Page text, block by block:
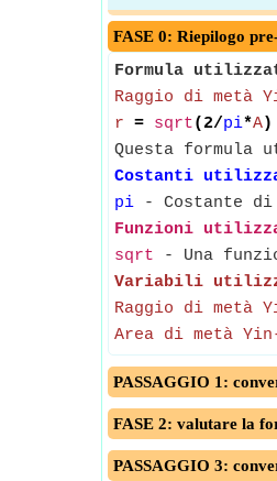
FASE 0: Riepilogo
Formula
Raggio di metà
r = sqrt(2/pi*A)
Questa formula
Costanti
pi - Costante di
Funzioni
sqrt - Una
Variabili
Raggio di metà
Area di metà Yin-
PASSAGGIO 1:
FASE 2: valutare la
PASSAGGIO 3: